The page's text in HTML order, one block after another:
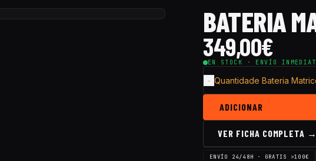
BATERIA
349,00€
EN STOCK · ENVÍO
Quantidade Bateria
ADICIONAR
VER FICHA COMPLETA →
ENVÍO 24/48H · GRATIS >100€